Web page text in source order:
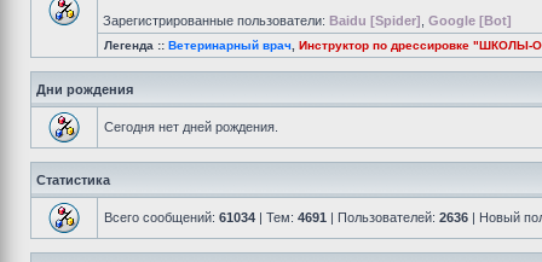
Зарегистрированные пользователи: Baidu [Spider] Google [Bot]
Легенда :: Ветеринарный врач Инструктор по дрессировке "ШКОЛЫ-
Дни рождения
Сегодня нет дней рождения.
Статистика
Всего сообщений: 61034 | Тем: 4691 | Пользователей: 2636 | Новый